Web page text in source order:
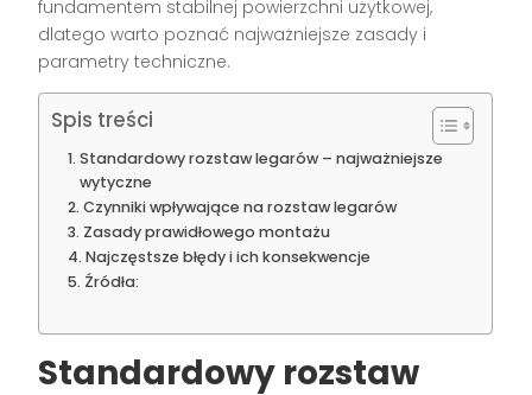
fundamentem stabilnej powierzchni użytkowej,
dlatego warto poznać najważniejsze zasady i
parametry techniczne.
Spis treści
Standardowy rozstaw legarów – najważniejsze
wytyczne
Czynniki wpływające na rozstaw legarów
Zasady prawidłowego montażu
Najczęstsze błędy i ich konsekwencje
Źródła:
Standardowy rozstaw